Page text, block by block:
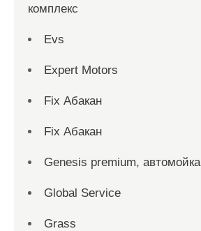
комплекс
Evs
Expert Motors
Fix Абакан
Fix Абакан
Genesis premium, автомойка
Global Service
Grass